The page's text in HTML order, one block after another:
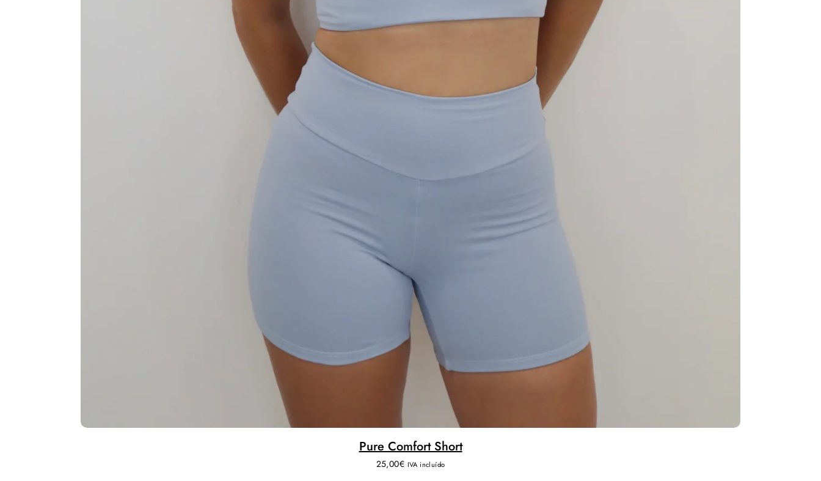
Pure Comfort Short
25,00€ IVA incluído